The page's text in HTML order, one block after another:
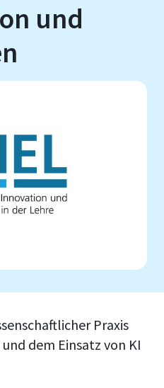
und
Praxis
dem Einsatz von KI